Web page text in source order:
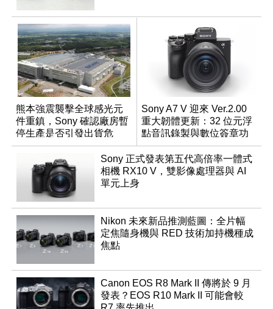
熊本強震襲擊全球感光元
件重鎮，Sony 確認廠房暫
停生產是否引發出貨危
機？
Sony A7 V 迎來 Ver.2.00
重大韌體更新：32 位元浮
點音訊錄製與數位簽章功
能登場
Sony 正式發表第五代高倍率一體式
相機 RX10 V，雙影像處理器與 AI
單元上身
Nikon 未來新品推測藍圖：全片幅
定焦隨身機與 RED 技術加持機種成
焦點
Canon EOS R8 Mark II 傳將於 9 月
發表？EOS R10 Mark II 可能會較